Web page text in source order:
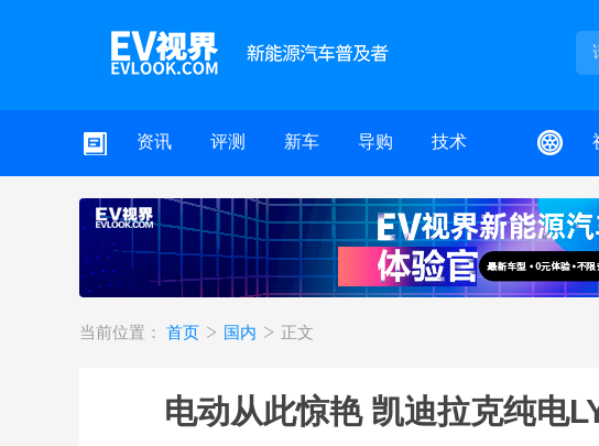
资讯 评测 新车 导购 技术
当前位置： 首页 国内 正文
电动从此惊艳 凯迪拉克纯电